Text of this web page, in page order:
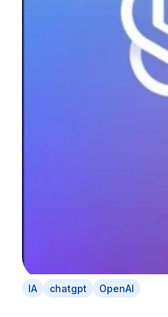
IA chatgpt OpenAI